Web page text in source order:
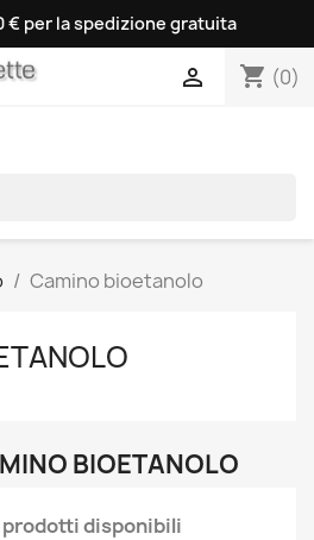
€ per la spedizione gratuita
shopping_cart (0)

Camino bioetanolo
BIOETANOLO
prodotti disponibili